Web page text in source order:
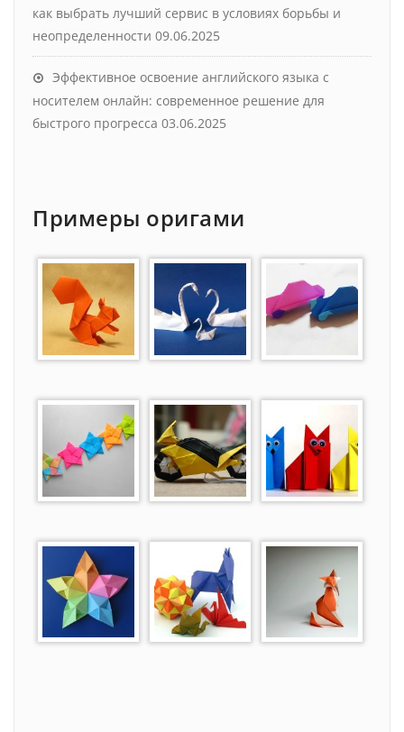
как выбрать лучший сервис в условиях борьбы и
неопределенности 09.06.2025
Эффективное освоение английского языка с
носителем онлайн: современное решение для
быстрого прогресса 03.06.2025
Примеры оригами